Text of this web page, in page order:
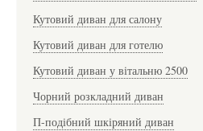
Кутовий диван для салону
Кутовий диван для готелю
Кутовий диван у вітальню 2500
Чорний розкладний диван
П-подібний шкіряний диван